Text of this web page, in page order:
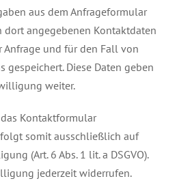
aus dem Anfrageformular
angegebenen Kontaktdaten
Anfrage und für den Fall von
gespeichert. Diese Daten geben
weiter.
Kontaktformular
somit ausschließlich auf
(Art. 6 Abs. 1 lit. a DSGVO).
jederzeit widerrufen.